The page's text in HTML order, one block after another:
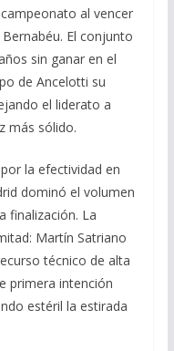
al vencer
El conjunto
sin ganar en el
de Ancelotti su
el liderato a
más sólido.
la efectividad en
dominó el volumen
finalización. La
Martín Satriano
técnico de alta
primera intención
estéril la estirada